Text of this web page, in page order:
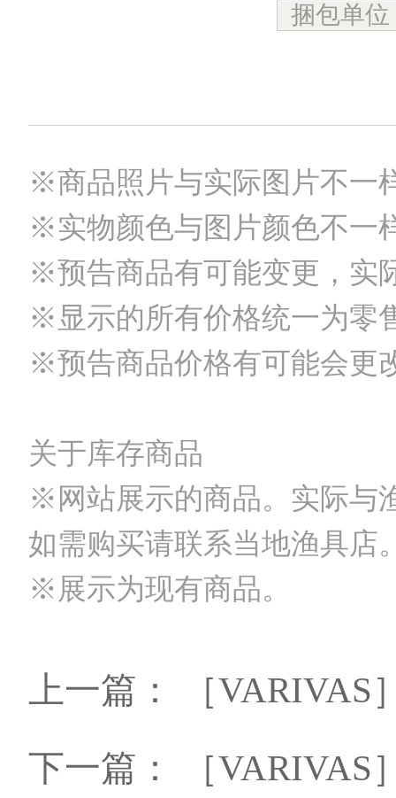
捆包单位
※商品照片与实际图片不一
※实物颜色与图片颜色不一
※预告商品有可能变更，实
※显示的所有价格统一为零
※预告商品价格有可能会更
关于库存商品
※网站展示的商品。实际与
如需购买请联系当地渔具店
※展示为现有商品。
上一篇：
［VARIVAS
下一篇：
［